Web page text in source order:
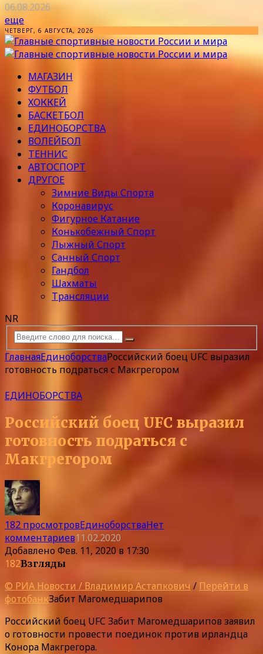
06.08.2026
еще
ЧЕТВЕРГ, 6 АВГУСТА, 2026
МАГАЗИН
ФУТБОЛ
ХОККЕЙ
БАСКЕТБОЛ
ЕДИНОБОРСТВА
ВОЛЕЙБОЛ
ТЕННИС
АВТОСПОРТ
ДРУГОЕ
Зимние Виды Спорта
Коронавирус
Фигурное Катание
Конькобежный Спорт
Лыжный Спорт
Санный Спорт
Гандбол
Шахматы
Трансляции
NR
ГлавнаяЕдиноборстваРоссийский боец UFC выразил
готовность подраться с Макгрегором
ЕДИНОБОРСТВА
Российский боец UFC выразил
готовность подраться с
Макгрегором
182 просмотровЕдиноборстваНет
комментариев11.02.2020
ДобавленоФев. 11, 2020 в 17:30
182Взгляды
© РИА Новости / Владимир Астапкович / Перейти в
фотобанкЗабит Магомедшарипов
Российский боец UFC Забит Магомедшарипов заявил
о готовности провести поединок против ирландца
Конора Макгрегора.